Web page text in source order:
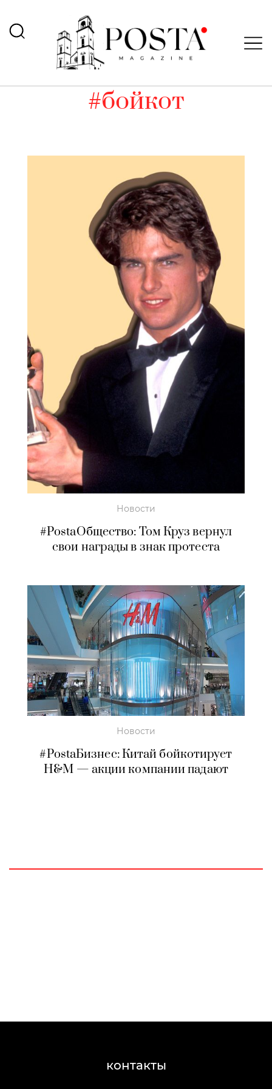
#бойкот
Новости
#PostaОбщество: Том Круз вернул
свои награды в знак протеста
Новости
#PostaБизнес: Китай бойкотирует
H&M — акции компании падают
контакты